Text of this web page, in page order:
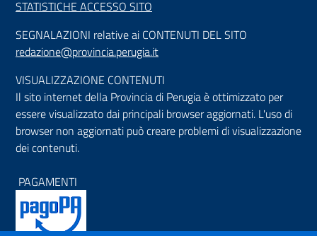
STATISTICHE ACCESSO SITO
SEGNALAZIONI relative ai CONTENUTI DEL SITO
redazione@provincia.perugia.it
VISUALIZZAZIONE CONTENUTI
Il sito internet della Provincia di Perugia è ottimizzato per
essere visualizzato dai principali browser aggiornati. L'uso di
browser non aggiornati può creare problemi di visualizzazione
dei contenuti.
PAGAMENTI